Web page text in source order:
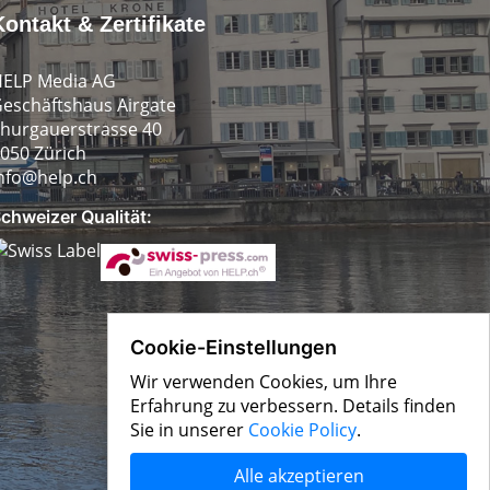
& Zertifikate
Media AG
Airgate
40
Zürich
Qualität:
Cookie-Einstellungen
Wir verwenden Cookies, um Ihre
Erfahrung zu verbessern. Details finden
Sie in unserer Cookie Policy.
Alle akzeptieren